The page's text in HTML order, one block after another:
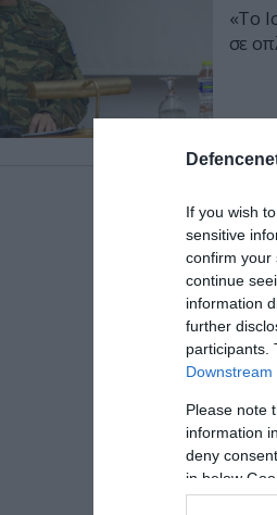
If you wish
sensitive
confirm your
continue
information
further
participants.
Please note
information
deny
in below
«Το
σε